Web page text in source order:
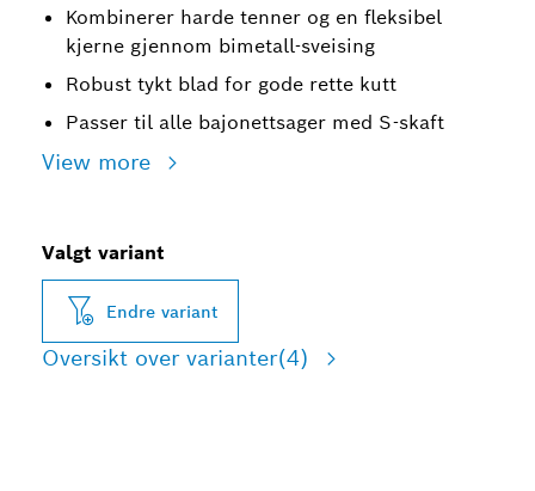
Kombinerer harde tenner og en fleksibel
kjerne gjennom bimetall-sveising
Robust tykt blad for gode rette kutt
Passer til alle bajonettsager med S-skaft
View more
Valgt variant
Endre variant
Oversikt over varianter(4)